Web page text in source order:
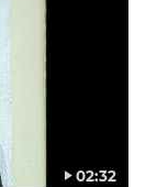
02:32